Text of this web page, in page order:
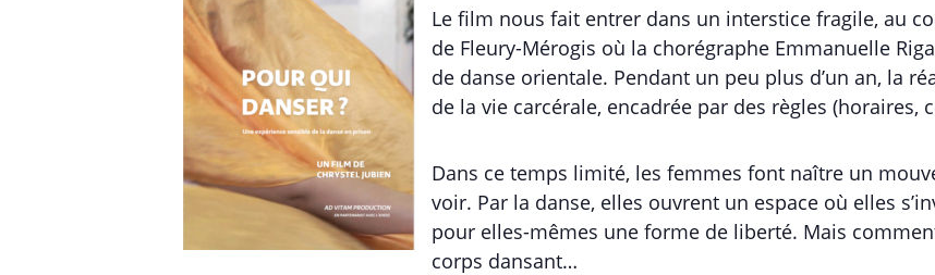
Le film nous fait entrer dans un interstice fragile, au
de Fleury-Mérogis où la chorégraphe Emmanuelle
de danse orientale. Pendant un peu plus d’un an, la
de la vie carcérale, encadrée par des règles (horaires,
Dans ce temps limité, les femmes font naître un
voir. Par la danse, elles ouvrent un espace où elles
pour elles-mêmes une forme de liberté. Mais
corps dansant…